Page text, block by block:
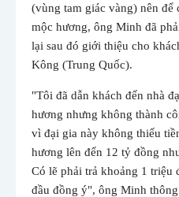
(vùng tam giác vàng) nên để
mộc hương, ông Minh đã
lại sau đó giới thiệu cho
Kông (Trung Quốc).
"Tôi đã dẫn khách đến nhà
hương nhưng không thành
vì đại gia này không thiếu
hương lên đến 12 tỷ đồng
Có lẽ phải trả khoảng 1
đầu đồng ý", ông Minh